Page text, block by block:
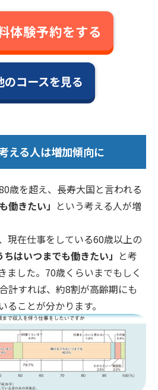
体験予約をする
のコースを見る
える人は増加傾向に
歳を超え、長寿大国と言われる
働きたい」 という考える人が増
現在仕事をしている60歳以上の
ちはいつまでも働きたい」 と考
ました。70歳くらいまでもしく
計すれば、約8割が高齢期にも
ことが分かります。